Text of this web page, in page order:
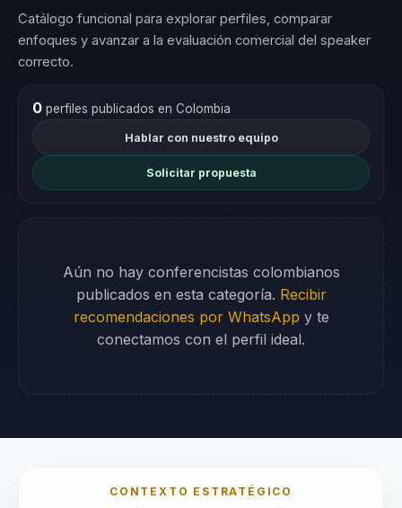
Catálogo funcional para explorar perfiles, comparar
enfoques y avanzar a la evaluación comercial del speaker
correcto.
0perfiles publicados en Colombia
Hablar con nuestro equipo
Solicitar propuesta
Aún no hay conferencistas colombianos
publicados en esta categoría. Recibir
recomendaciones por WhatsApp y te
conectamos con el perfil ideal.
CONTEXTO ESTRATÉGICO